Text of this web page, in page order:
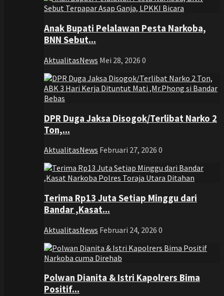
Anak Bupati Pelalawan Pesta Narkoba,
BNN Sebut...
AktualitasNews Mei 28, 2026 0
DPR Duga Jaksa Disogok/Terlibat Narko 2
Ton,...
AktualitasNews Februari 27, 2026 0
Terima Rp13 Juta Setiap Minggu dari
Bandar ,Kasat...
AktualitasNews Februari 24, 2026 0
Polwan Dianita & Istri Kapolrers Bima
Positif...